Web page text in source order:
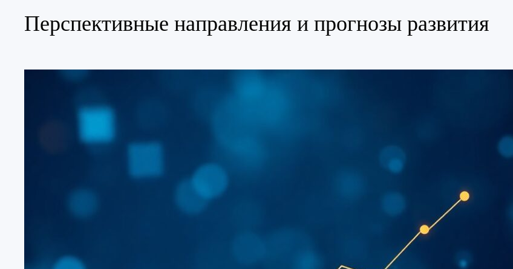
Перспективные направления и прогнозы развития